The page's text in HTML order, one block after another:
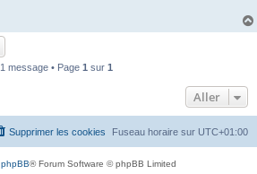
1 message • Page 1 sur 1
Aller
Fuseau horaire sur UTC+01:00
Supprimer les cookies
phpBB® Forum Software © phpBB Limited